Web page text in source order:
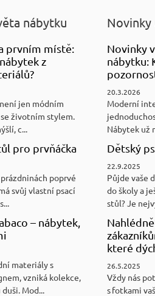
nábytku
prvním místě:
z
jen módním
životním stylem.
c...
pro prvňáčka
poprvé
svůj vlastní psací
– nábytek,
materiály s
vzniká kolekce,
Mod...
Novinky
Novinky
nábytku:
20.3.2026
Moderní
Nábytek už
Dětský
22.9.2025
Půjde vaše
do školy a
stůl? Je
které
26.5.2025
Vždy nás
s fotkami